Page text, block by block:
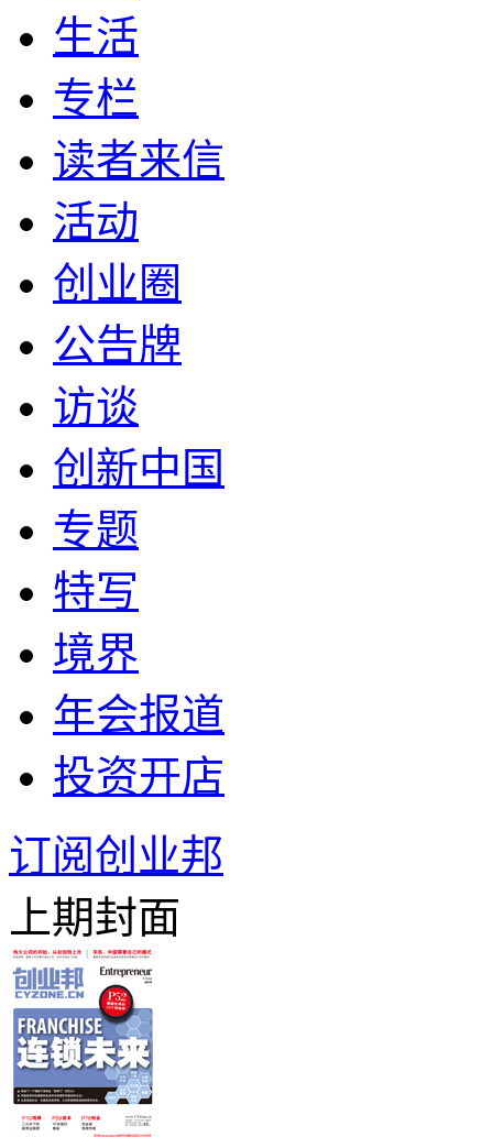
生活
专栏
读者来信
活动
创业圈
公告牌
访谈
创新中国
专题
特写
境界
年会报道
投资开店
订阅创业邦
上期封面